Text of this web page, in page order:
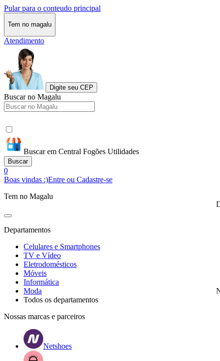
Pular para o conteudo principal
Tem no magalu
Atendimento
Digite seu CEP
Buscar no Magalu
Buscar em Central Fogões Utilidades
Buscar
0
Boas vindas :)Entre ou Cadastre-se
Tem no Magalu
Departamentos
Celulares e Smartphones
TV e Vídeo
Eletrodomésticos
Móveis
Informática
Moda
Todos os departamentos
Nossas marcas e parceiros
Netshoes